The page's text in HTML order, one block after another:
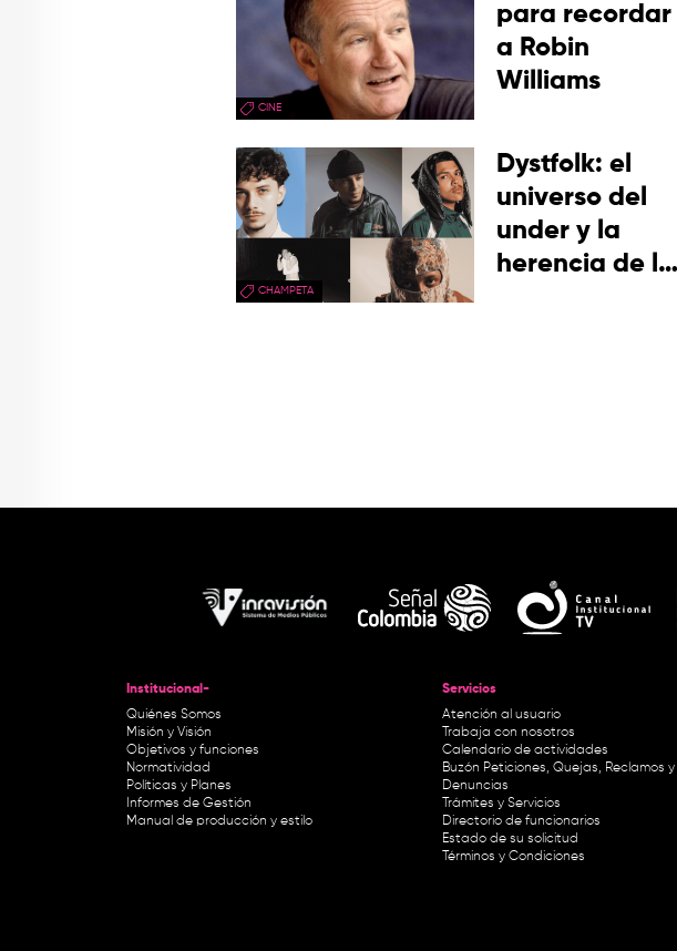
CINE
para recordar
a Robin
Williams
CHAMPETA
Dystfolk: el
universo del
under y la
herencia de la
Institucional-
Quiénes Somos
Misión y Visión
Objetivos y funciones
Normatividad
Políticas y Planes
Informes de Gestión
Manual de producción y estilo
Servicios
Atención al usuario
Trabaja con nosotros
Calendario de actividades
Buzón Peticiones, Quejas, Reclamos y
Denuncias
Trámites y Servicios
Directorio de funcionarios
Estado de su solicitud
Términos y Condiciones